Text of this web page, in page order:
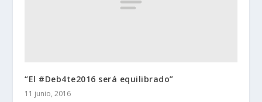
“El #Deb4te2016 será equilibrado”
11 junio, 2016